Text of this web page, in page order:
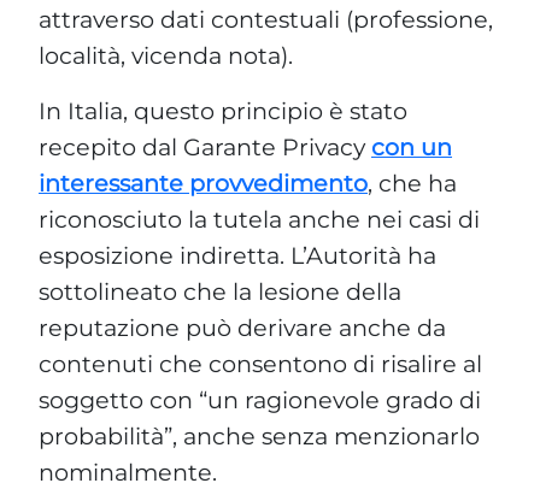
attraverso dati contestuali (professione,
località, vicenda nota).
In Italia, questo principio è stato
recepito dal Garante Privacy con un
interessante provvedimento, che ha
riconosciuto la tutela anche nei casi di
esposizione indiretta. L’Autorità ha
sottolineato che la lesione della
reputazione può derivare anche da
contenuti che consentono di risalire al
soggetto con “un ragionevole grado di
probabilità”, anche senza menzionarlo
nominalmente.